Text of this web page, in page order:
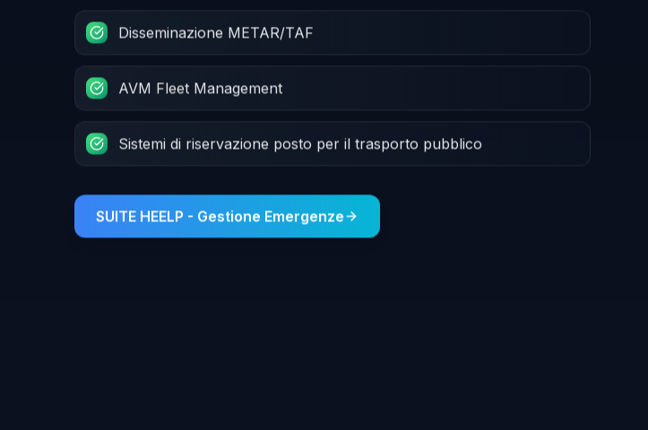
Disseminazione METAR/TAF
AVM Fleet Management
Sistemi di riservazione posto per il trasporto pubblico
SUITE HEELP - Gestione Emergenze